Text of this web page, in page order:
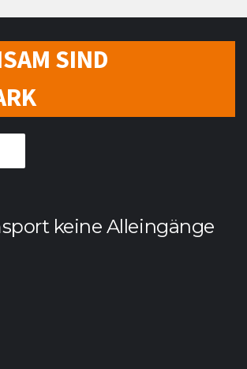
SIND
keine Alleingänge